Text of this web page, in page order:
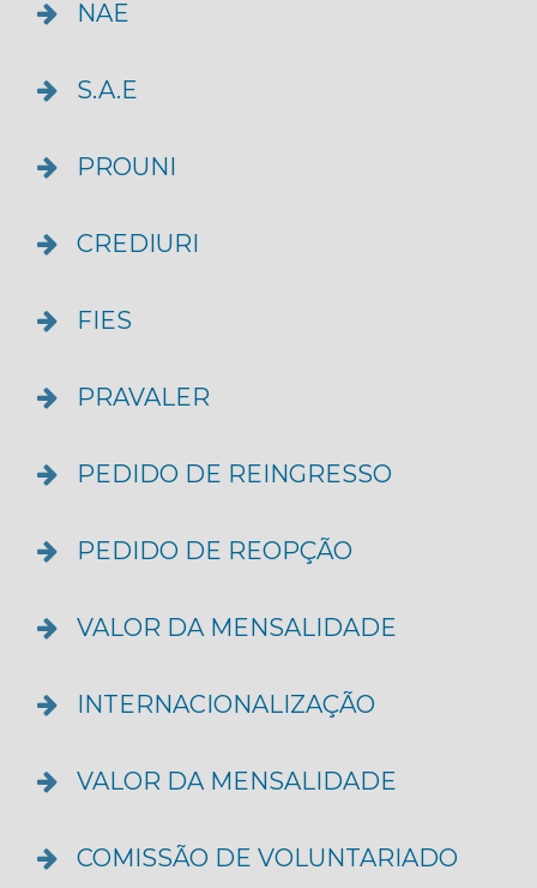
NAE
S.A.E
PROUNI
CREDIURI
FIES
PRAVALER
PEDIDO DE REINGRESSO
PEDIDO DE REOPÇÃO
VALOR DA MENSALIDADE
INTERNACIONALIZAÇÃO
VALOR DA MENSALIDADE
COMISSÃO DE VOLUNTARIADO